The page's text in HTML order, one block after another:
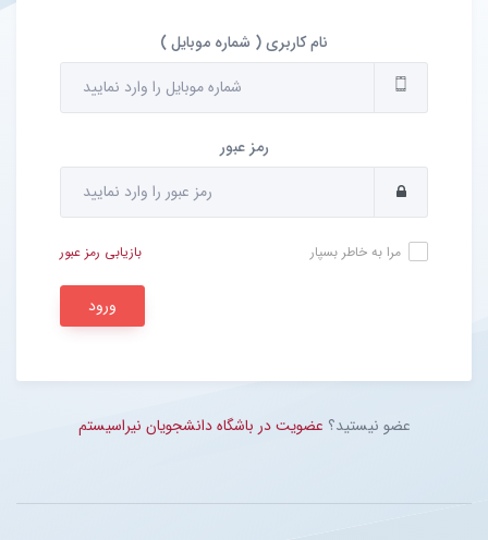
نام کاربری ( شماره موبایل )
رمز عبور
مرا به خاطر بسپار بازیابی رمز عبور
ورود
عضو نیستید؟ عضویت در باشگاه دانشجویان نیراسیستم